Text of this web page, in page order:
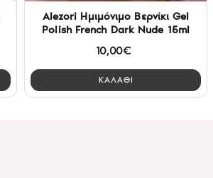
Alezori Ημιμόνιμο Βερνίκι Gel
Polish French Dark Nude 15ml
10,00€
ΚΑΛΑΘΙ